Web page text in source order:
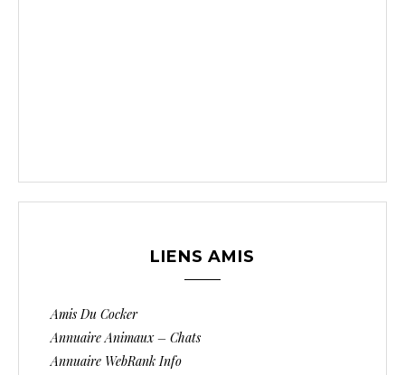
LIENS AMIS
Amis Du Cocker
Annuaire Animaux – Chats
Annuaire WebRank Info